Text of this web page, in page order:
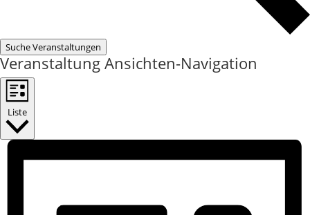
Suche Veranstaltungen
Veranstaltung Ansichten-Navigation
Liste